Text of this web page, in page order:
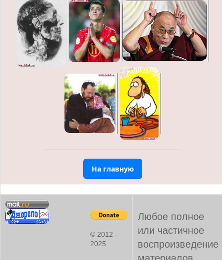
На главную
© 2012 -
2025
Любое полное
или частичное
воспроизведение